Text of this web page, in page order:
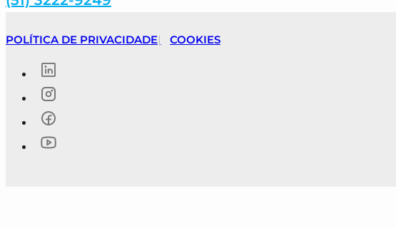
POLÍTICA DE PRIVACIDADE COOKIES